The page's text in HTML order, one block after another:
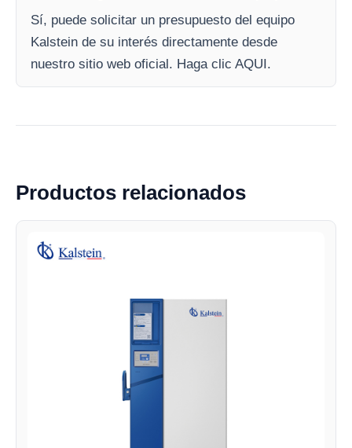
Sí, puede solicitar un presupuesto del equipo
Kalstein de su interés directamente desde
nuestro sitio web oficial. Haga clic AQUI.
Productos relacionados